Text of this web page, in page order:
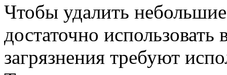
Чтобы удалить
достаточно
загрязнения требуют